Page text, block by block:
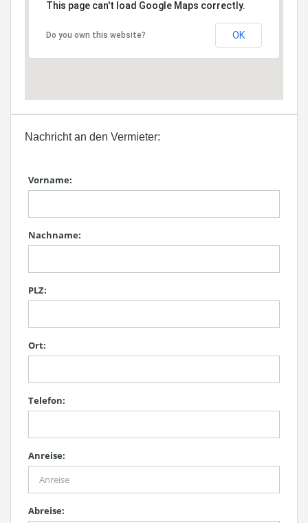
This page can't load Google Maps correctly.
Do you own this website? OK
Nachricht an den Vermieter:
Vorname:
Nachname:
PLZ:
Ort:
Telefon:
Anreise:
Abreise: